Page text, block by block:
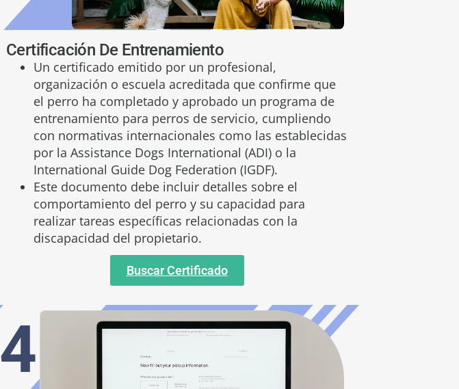
Certificación De Entrenamiento
Un certificado emitido por un profesional,
organización o escuela acreditada que confirme que
el perro ha completado y aprobado un programa de
entrenamiento para perros de servicio, cumpliendo
con normativas internacionales como las establecidas
por la Assistance Dogs International (ADI) o la
International Guide Dog Federation (IGDF).
Este documento debe incluir detalles sobre el
comportamiento del perro y su capacidad para
realizar tareas específicas relacionadas con la
discapacidad del propietario.
Buscar Certificado
4.